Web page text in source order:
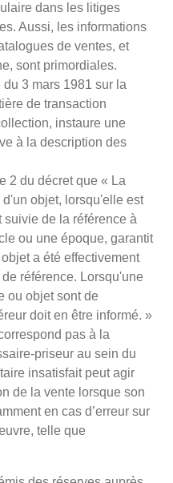
dans les litiges
Aussi, les informations
de ventes, et
sont primordiales.
3 mars 1981 sur la
de transaction
instaure une
à la description des
2 du décret que « La
objet, lorsqu'elle est
de la référence à
ou une époque, garantit
a été effectivement
référence. Lorsqu'une
ou objet sont de
doit en être informé. »
pas à la
priseur au sein du
insatisfait peut agir
de la vente lorsque son
en cas d’erreur sur
telle que